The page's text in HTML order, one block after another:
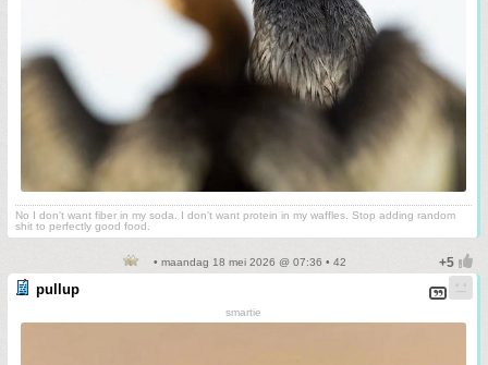
No I don't want fiber in my soda. I don't want protein in my waffles. Stop adding random
shit to perfectly good food.
• maandag 18 mei 2026 @ 07:36 • 42
pullup
smartie